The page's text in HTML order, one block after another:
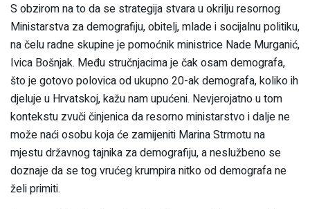
S obzirom na to da se strategija stvara u okrilju resornog
Ministarstva za demografiju, obitelj, mlade i socijalnu politiku,
na čelu radne skupine je pomoćnik ministrice Nade Murganić,
Ivica Bošnjak. Među stručnjacima je čak osam demografa,
što je gotovo polovica od ukupno 20-ak demografa, koliko ih
djeluje u Hrvatskoj, kažu nam upućeni. Nevjerojatno u tom
kontekstu zvuči činjenica da resorno ministarstvo i dalje ne
može naći osobu koja će zamijeniti Marina Strmotu na
mjestu državnog tajnika za demografiju, a neslužbeno se
doznaje da se tog vrućeg krumpira nitko od demografa ne
želi primiti.